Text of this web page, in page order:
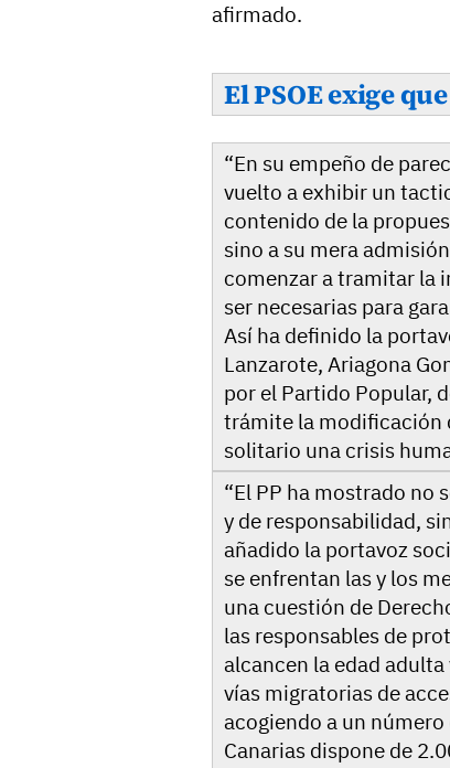
afirmado.
El PSOE exige
“En su empeño de
vuelto a exhibir un
contenido de la
sino a su mera
comenzar a tramitar la
ser necesarias para
Así ha definido la
Lanzarote, Ariagona
por el Partido Popular,
trámite la modificación
solitario una crisis
“El PP ha mostrado no
y de responsabilidad,
añadido la portavoz
se enfrentan las y los
una cuestión de
las responsables de
alcancen la edad
vías migratorias de
acogiendo a un
Canarias dispone de